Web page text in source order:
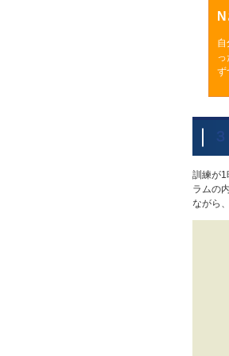
ず
３
訓練が1
ラムの
ながら